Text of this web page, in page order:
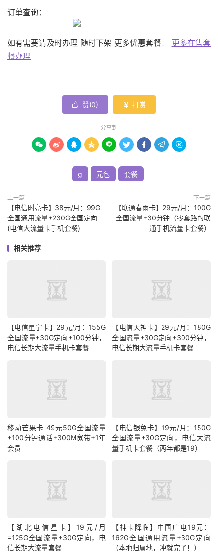
订单查询：
如有需要请及时办理 随时下架 更多优惠套餐： 更多在售套
餐办理
 赞(0)  打赏
分享到
        
g 元包 套餐
上一篇
【电信时亮卡】38元/月：99G
全国通用流量+230G全国定向
(电信大流量卡手机套餐)
下一篇
【联通春雨卡】29元/月：100G
全国流量+30分钟（零套路的联
通手机流量卡套餐）
相关推荐
【电信星宁卡】29元/月：155G
全国流量+30G定向+100分钟，
电信长期大流量手机卡套餐
【电信天神卡】29元/月：180G
全国流量+30G定向+300分钟，
电信长期大流量手机卡套餐
移动芒果卡 49元50G全国流量
+100分钟通话+300M宽带+1年
会员
【电信银兔卡】19元/月：150G
全国流量+30G定向，电信大流
量手机卡套餐（两年都是19）
【湖北电信星卡】19元/月
=125G全国流量+30G定向，电
信长期大流量套餐
【神卡降临】中国广电19元：
162G全国通用流量+30G定向
（本地归属地，冲就完了！）